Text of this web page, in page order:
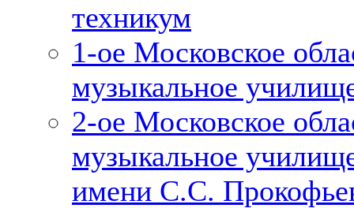
техникум
1-ое Московское
музыкальное
2-ое Московское
музыкальное
имени С.С.